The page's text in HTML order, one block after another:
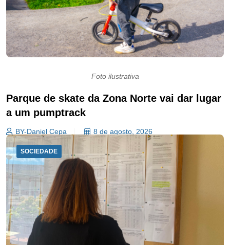
Foto ilustrativa
Parque de skate da Zona Norte vai dar lugar
a um pumptrack
BY-Daniel Cepa 8 de agosto, 2026
SOCIEDADE